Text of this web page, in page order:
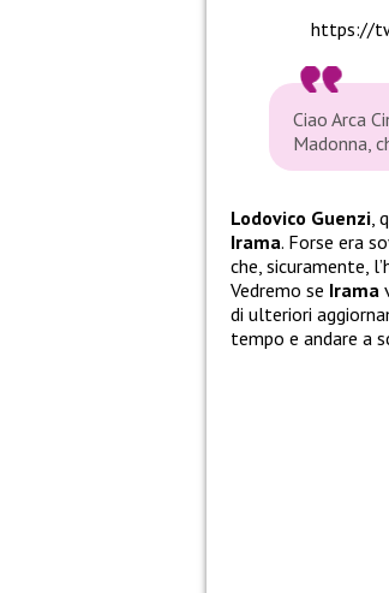
https://
Ciao Arca
Madonna,
Lodovico Guenzi,
Irama. Forse era
che, sicuramente,
Vedremo se Irama
di ulteriori
tempo e andare a